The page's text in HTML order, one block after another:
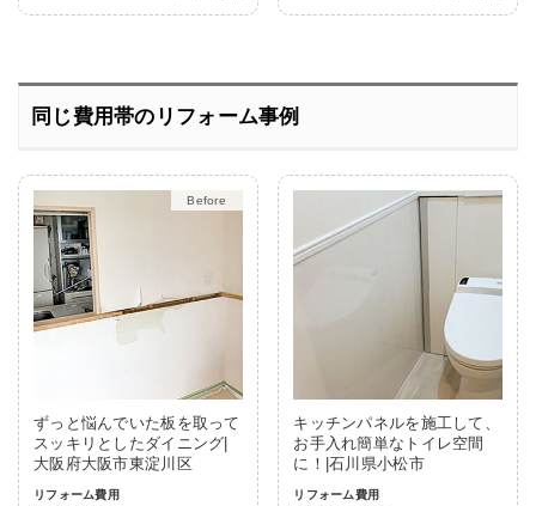
同じ費用帯のリフォーム事例
After
ずっと悩んでいた板を取って
スッキリとしたダイニング|
大阪府大阪市東淀川区
リフォーム費用
キッチンパネルを施工して、
お手入れ簡単なトイレ空間
に！|石川県小松市
リフォーム費用